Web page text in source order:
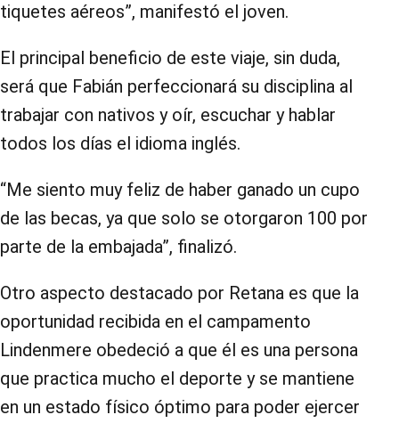
tiquetes aéreos”, manifestó el joven.
El principal beneficio de este viaje, sin duda,
será que Fabián perfeccionará su disciplina al
trabajar con nativos y oír, escuchar y hablar
todos los días el idioma inglés.
“Me siento muy feliz de haber ganado un cupo
de las becas, ya que solo se otorgaron 100 por
parte de la embajada”, finalizó.
Otro aspecto destacado por Retana es que la
oportunidad recibida en el campamento
Lindenmere obedeció a que él es una persona
que practica mucho el deporte y se mantiene
en un estado físico óptimo para poder ejercer